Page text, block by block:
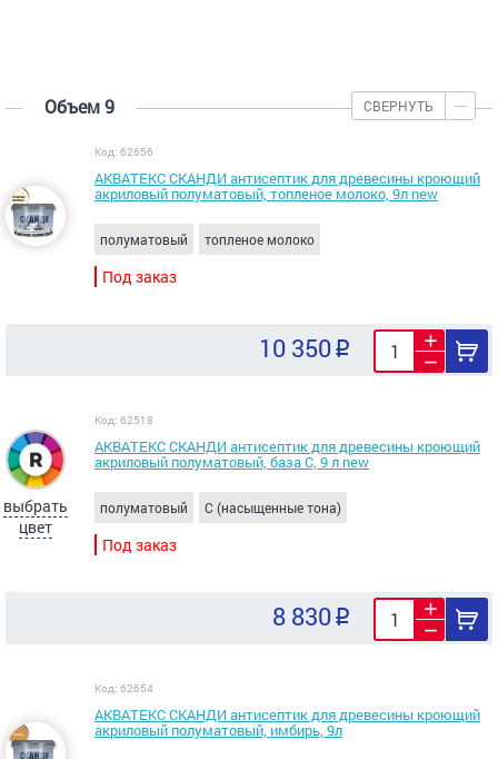
Объем 9 СВЕРНУТЬ
Код: 62656
АКВАТЕКС СКАНДИ антисептик для древесины кроющий
акриловый полуматовый, топленое молоко, 9л new
полуматовый топленое молоко
Под заказ
10 350
выбрать
цвет
Код: 62518
АКВАТЕКС СКАНДИ антисептик для древесины кроющий
акриловый полуматовый, база C, 9 л new
полуматовый C (насыщенные тона)
Под заказ
8 830
Код: 62654
АКВАТЕКС СКАНДИ антисептик для древесины кроющий
акриловый полуматовый, имбирь, 9л